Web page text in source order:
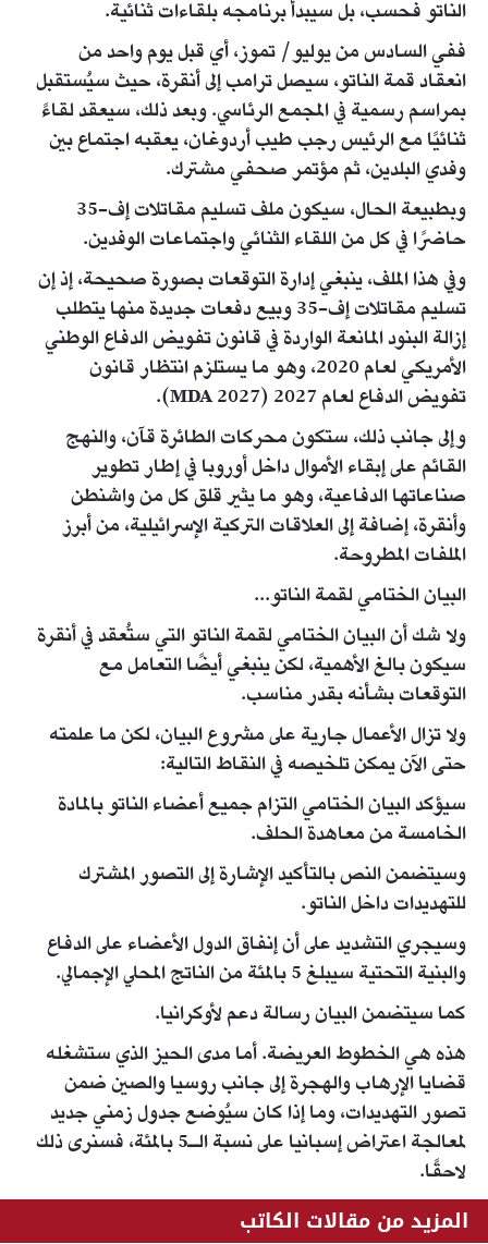
الناتو فحسب، بل سيبدأ برنامجه بلقاءات ثنائية.
ففي السادس من يوليو/ تموز، أي قبل يوم واحد من
انعقاد قمة الناتو، سيصل ترامب إلى أنقرة، حيث سيُستقبل
بمراسم رسمية في المجمع الرئاسي. وبعد ذلك، سيعقد لقاءً
ثنائيًا مع الرئيس رجب طيب أردوغان، يعقبه اجتماع بين
وفدي البلدين، ثم مؤتمر صحفي مشترك.
وبطبيعة الحال، سيكون ملف تسليم مقاتلات إف-35
حاضرًا في كل من اللقاء الثنائي واجتماعات الوفدين.
وفي هذا الملف، ينبغي إدارة التوقعات بصورة صحيحة، إذ إن
تسليم مقاتلات إف-35 وبيع دفعات جديدة منها يتطلب
إزالة البنود المانعة الواردة في قانون تفويض الدفاع الوطني
الأمريكي لعام 2020، وهو ما يستلزم انتظار قانون
تفويض الدفاع لعام 2027 (MDA 2027).
وإلى جانب ذلك، ستكون محركات الطائرة قآن، والنهج
القائم على إبقاء الأموال داخل أوروبا في إطار تطوير
صناعاتها الدفاعية، وهو ما يثير قلق كل من واشنطن
وأنقرة، إضافة إلى العلاقات التركية الإسرائيلية، من أبرز
الملفات المطروحة.
البيان الختامي لقمة الناتو...
ولا شك أن البيان الختامي لقمة الناتو التي ستُعقد في أنقرة
سيكون بالغ الأهمية، لكن ينبغي أيضًا التعامل مع
التوقعات بشأنه بقدر مناسب.
ولا تزال الأعمال جارية على مشروع البيان، لكن ما علمته
حتى الآن يمكن تلخيصه في النقاط التالية:
سيؤكد البيان الختامي التزام جميع أعضاء الناتو بالمادة
الخامسة من معاهدة الحلف.
وسيتضمن النص بالتأكيد الإشارة إلى التصور المشترك
للتهديدات داخل الناتو.
وسيجري التشديد على أن إنفاق الدول الأعضاء على الدفاع
والبنية التحتية سيبلغ 5 بالمئة من الناتج المحلي الإجمالي.
كما سيتضمن البيان رسالة دعم لأوكرانيا.
هذه هي الخطوط العريضة. أما مدى الحيز الذي ستشغله
قضايا الإرهاب والهجرة إلى جانب روسيا والصين ضمن
تصور التهديدات، وما إذا كان سيُوضع جدول زمني جديد
لمعالجة اعتراض إسبانيا على نسبة الـ5 بالمئة، فسنرى ذلك
لاحقًا.
المزيد من مقالات الكاتب